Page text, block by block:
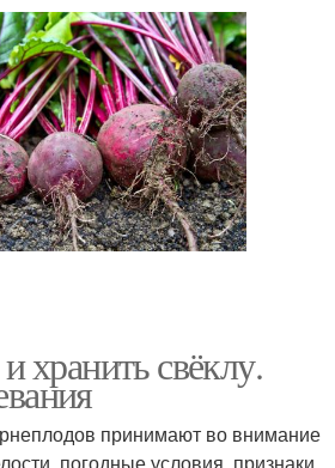
хранить свёклу.
принимают во внимание
погодные условия, признаки